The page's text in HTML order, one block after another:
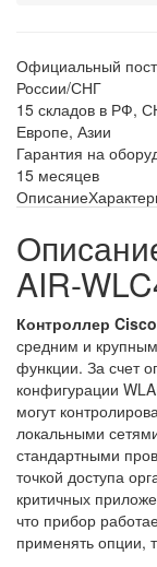
Официальный
России/СНГ
15 складов в РФ,
Европе, Азии
Гарантия на
15 месяцев
Описание
AIR-
Контроллер
средним и
функции. За счет
конфигурации
могут
локальными
стандартными
точкой доступа
критичных
что прибор
применять опции,